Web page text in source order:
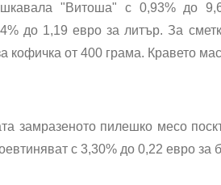
"Витоша" с 0,93% до
до 1,19 евро за литър. За
кофичка от 400 грама. Кравето
замразеното пилешко месо
с 3,30% до 0,22 евро за